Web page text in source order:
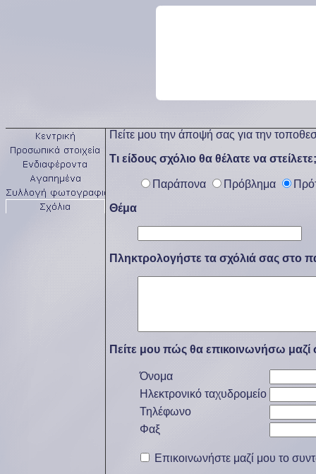
Πείτε μου την άποψή σας για την
Τι είδους σχόλιο θα θέλατε να στείλετε;
Παράπονα Πρόβλημα
Θέμα
Πληκτρολογήστε τα σχόλιά σας στο
Πείτε μου πώς θα επικοινωνήσω μαζί
Όνομα
Ηλεκτρονικό ταχυδρομείο
Τηλέφωνο
Φαξ
Επικοινωνήστε μαζί μου το